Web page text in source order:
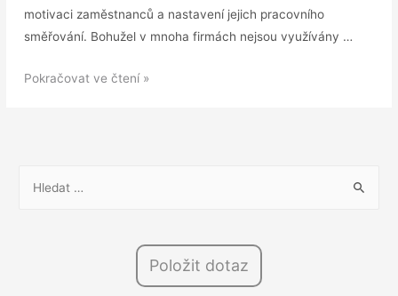
motivaci zaměstnanců a nastavení jejich pracovního
směřování. Bohužel v mnoha firmách nejsou využívány …
Začátek
rozhovorů:
Pokračovat ve čtení »
Položit dotaz